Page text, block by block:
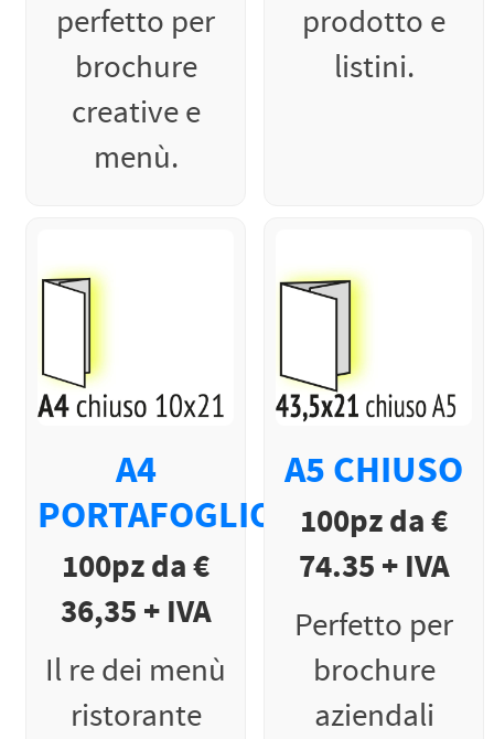
perfetto per
brochure
creative e
menù.
prodotto e
listini.
A4
PORTAFOGLIO
100pz da €
36,35 + IVA
Il re dei menù
ristorante
A5 CHIUSO
100pz da €
74.35 + IVA
Perfetto per
brochure
aziendali